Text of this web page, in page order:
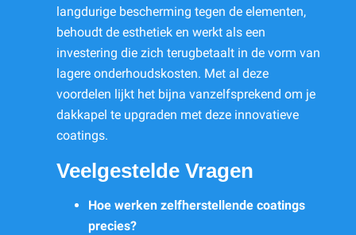
langdurige bescherming tegen de elementen,
behoudt de esthetiek en werkt als een
investering die zich terugbetaalt in de vorm van
lagere onderhoudskosten. Met al deze
voordelen lijkt het bijna vanzelfsprekend om je
dakkapel te upgraden met deze innovatieve
coatings.
Veelgestelde Vragen
Hoe werken zelfherstellende coatings
precies?